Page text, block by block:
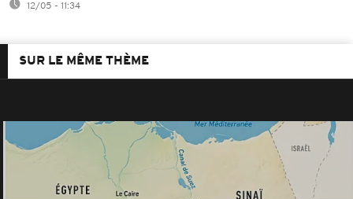
12/05 - 11:34
SUR LE MÊME THÈME